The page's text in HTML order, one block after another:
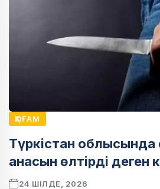
ҚОҒАМ
Түркістан облысында
анасын өлтірді деген
24 ШІЛДЕ, 2026